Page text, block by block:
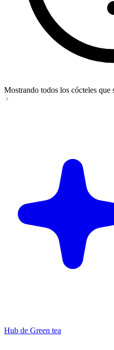
Mostrando todos los cócteles que
Hub de Green tea